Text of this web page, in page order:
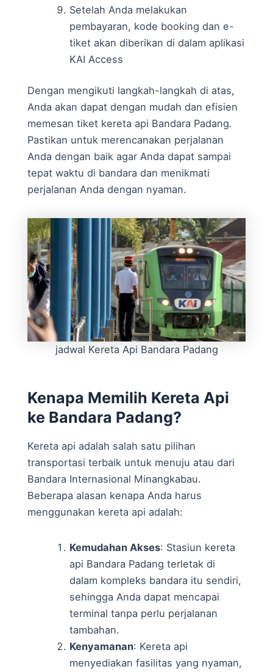
Setelah Anda melakukan
pembayaran, kode booking dan e-
tiket akan diberikan di dalam aplikasi
KAI Access
Dengan mengikuti langkah-langkah di atas,
Anda akan dapat dengan mudah dan efisien
memesan tiket kereta api Bandara Padang.
Pastikan untuk merencanakan perjalanan
Anda dengan baik agar Anda dapat sampai
tepat waktu di bandara dan menikmati
perjalanan Anda dengan nyaman.
jadwal Kereta Api Bandara Padang
Kenapa Memilih Kereta Api
ke Bandara Padang?
Kereta api adalah salah satu pilihan
transportasi terbaik untuk menuju atau dari
Bandara Internasional Minangkabau.
Beberapa alasan kenapa Anda harus
menggunakan kereta api adalah:
Kemudahan Akses: Stasiun kereta
api Bandara Padang terletak di
dalam kompleks bandara itu sendiri,
sehingga Anda dapat mencapai
terminal tanpa perlu perjalanan
tambahan.
Kenyamanan: Kereta api
menyediakan fasilitas yang nyaman,